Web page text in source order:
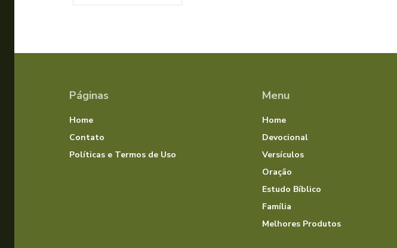
Páginas
Home
Contato
Políticas e Termos de Uso
Menu
Home
Devocional
Versículos
Oração
Estudo Bíblico
Família
Melhores Produtos